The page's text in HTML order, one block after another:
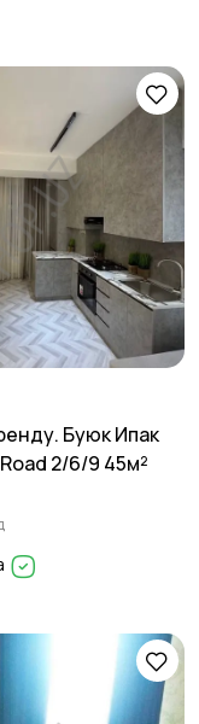
Буюк Ипак
2/6/9 45м²